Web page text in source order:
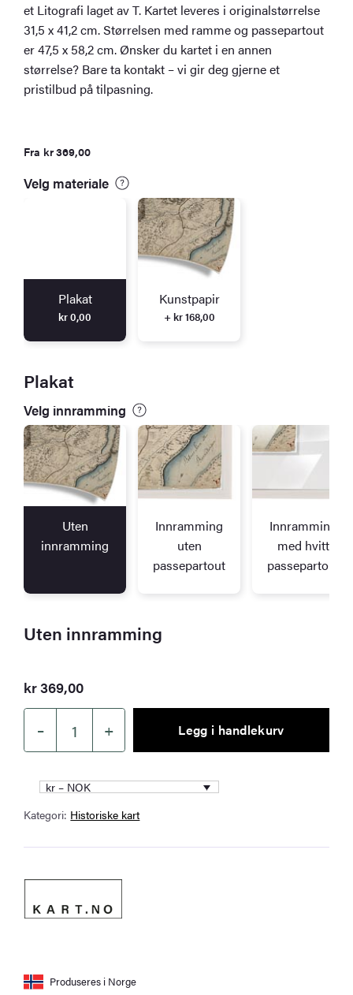
et Litografi laget av T. Kartet leveres i originalstørrelse
31,5 x 41,2 cm. Størrelsen med ramme og passepartout
er 47,5 x 58,2 cm. Ønsker du kartet i en annen
størrelse? Bare ta kontakt – vi gir deg gjerne et
pristilbud på tilpasning.
Fra kr369,00
Velg materiale
Plakat
kr0,00
Kunstpapir
+ kr 168,00
Plakat
Velg innramming
Uten
innramming
Innramming
uten
passepartout
Innramming
med hvitt
passepartout
Uten innramming
kr369,00
–
Jærens
rev
1962
antall
+ Legg i handlekurv
kr – NOK
Kategori: Historiske kart
Produseres i Norge